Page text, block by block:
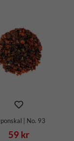
| No. 93
59 kr